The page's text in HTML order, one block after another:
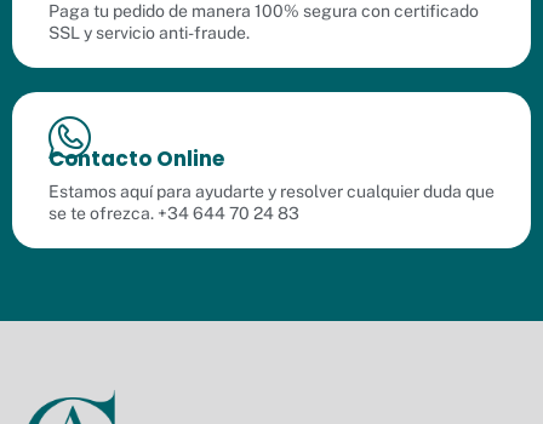
Paga tu pedido de manera 100% segura con certificado
SSL y servicio anti-fraude.
Contacto Online
Estamos aquí para ayudarte y resolver cualquier duda que
se te ofrezca. +34 644 70 24 83